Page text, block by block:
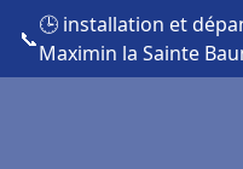
📞
🕒 installation et
Maximin la Sainte